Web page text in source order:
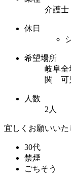
介護士
休日
希望場所
岐阜
関 可
人数
2人
宜しくお願いいた
30代
禁煙
ごちそう